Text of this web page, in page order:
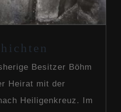
Besitzer Böhm
Heirat mit der
Heiligenkreuz. Im